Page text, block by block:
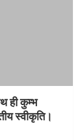
ही कुम्भ
स्वीकृति।